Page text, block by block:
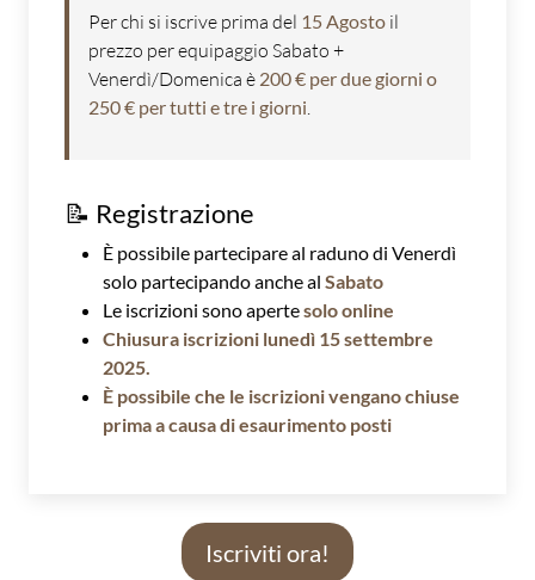
Per chi si iscrive prima del 15 Agosto il
prezzo per equipaggio Sabato +
Venerdì/Domenica è 200 € per due giorni o
250 € per tutti e tre i giorni.
📝 Registrazione
È possibile partecipare al raduno di Venerdì
solo partecipando anche al Sabato
Le iscrizioni sono apertesolo online
Chiusura iscrizioni lunedì 15 settembre
2025.
È possibile che le iscrizioni vengano chiuse
prima a causa di esaurimento posti
Iscriviti ora!